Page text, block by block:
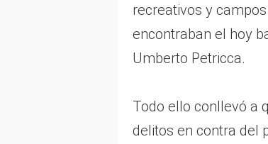
recreativos y
encontraban el hoy
Umberto Petricca.
Todo ello conllevó a
delitos en contra del